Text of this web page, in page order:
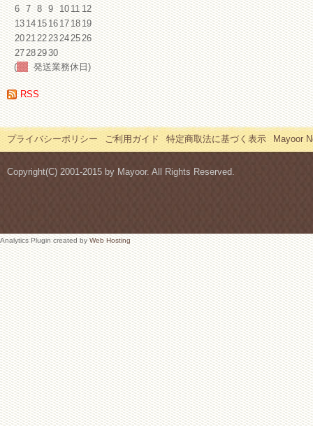
6 7 8 9 1011 12
13141516171819
20212223242526
27282930
(
発送業務休日)
RSS
プライバシーポリシー ご利用ガイド 特定商取法に基づく表示 Mayoor
Copyright(C) 2001-2015 by Mayoor. All Rights Reserved.
Analytics Plugin created byWeb Hosting